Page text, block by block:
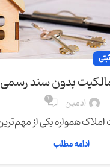
مالکیت بدون سند رسمی
ادمین 1
همواره یکی از
ادامه مطلب